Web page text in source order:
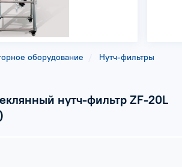
оборудование Нутч-фильтры
нутч-фильтр ZF-20L